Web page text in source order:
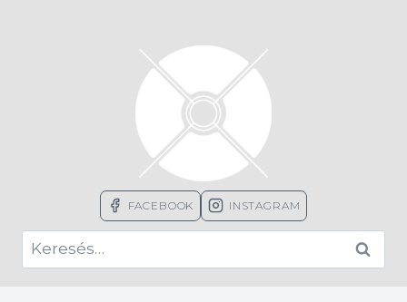
FACEBOOK INSTAGRAM
Keresés: